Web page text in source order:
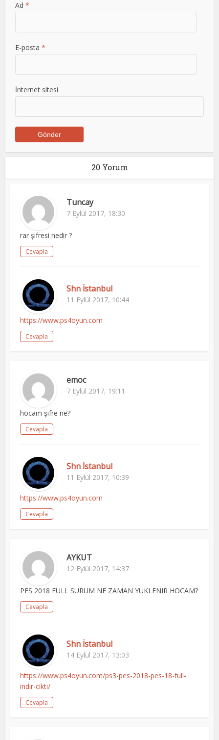
Ad*
E-posta*
İnternet sitesi
20 Yorum
Tuncay
7 Eylül 2017, 18:30
rar şifresi nedir ?
Cevapla
Shn İstanbul
11 Eylül 2017, 10:44
https://www.ps4oyun.com
Cevapla
emoc
7 Eylül 2017, 19:11
hocam şifre ne?
Cevapla
Shn İstanbul
11 Eylül 2017, 10:39
https://www.ps4oyun.com
Cevapla
AYKUT
12 Eylül 2017, 14:37
PES 2018 FULL SURUM NE ZAMAN YUKLENIR HOCAM?
Cevapla
Shn İstanbul
14 Eylül 2017, 13:03
https://www.ps4oyun.com/ps3-pes-2018-pes-18-full-
indir-cikti/
Cevapla